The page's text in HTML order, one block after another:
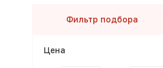
Фильтр подбора
Цена